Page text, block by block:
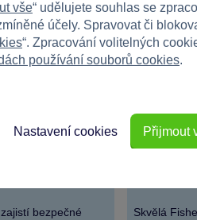
bezpečné
Skvělá
vše“ udělujete souhlas se
účely. Spravovat či
“. Zpracování volitelných
používání souborů cookies.
Nastavení cookies Přijmout